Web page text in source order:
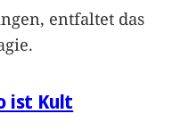
entfaltet das
ist Kult